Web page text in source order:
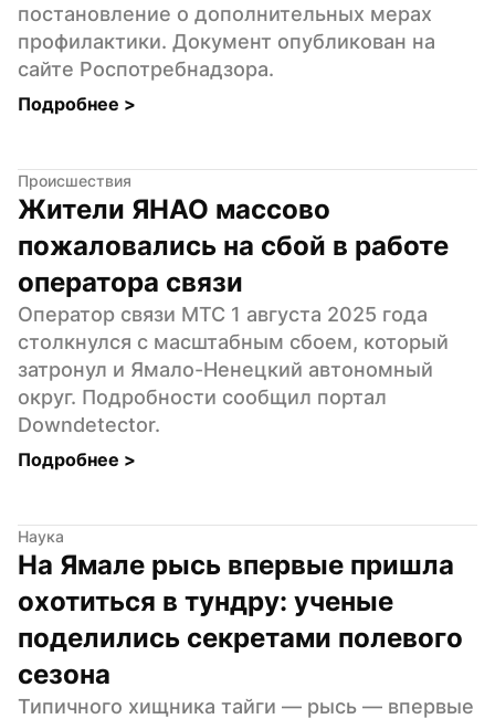
постановление о дополнительных мерах
профилактики. Документ опубликован на
сайте Роспотребнадзора.
Подробнее >
Происшествия
Жители ЯНАО массово
пожаловались на сбой в работе
оператора связи
Оператор связи МТС 1 августа 2025 года
столкнулся с масштабным сбоем, который
затронул и Ямало-Ненецкий автономный
округ. Подробности сообщил портал
Downdetector.
Подробнее >
Наука
На Ямале рысь впервые пришла
охотиться в тундру: ученые
поделились секретами полевого
сезона
Типичного хищника тайги — рысь — впервые